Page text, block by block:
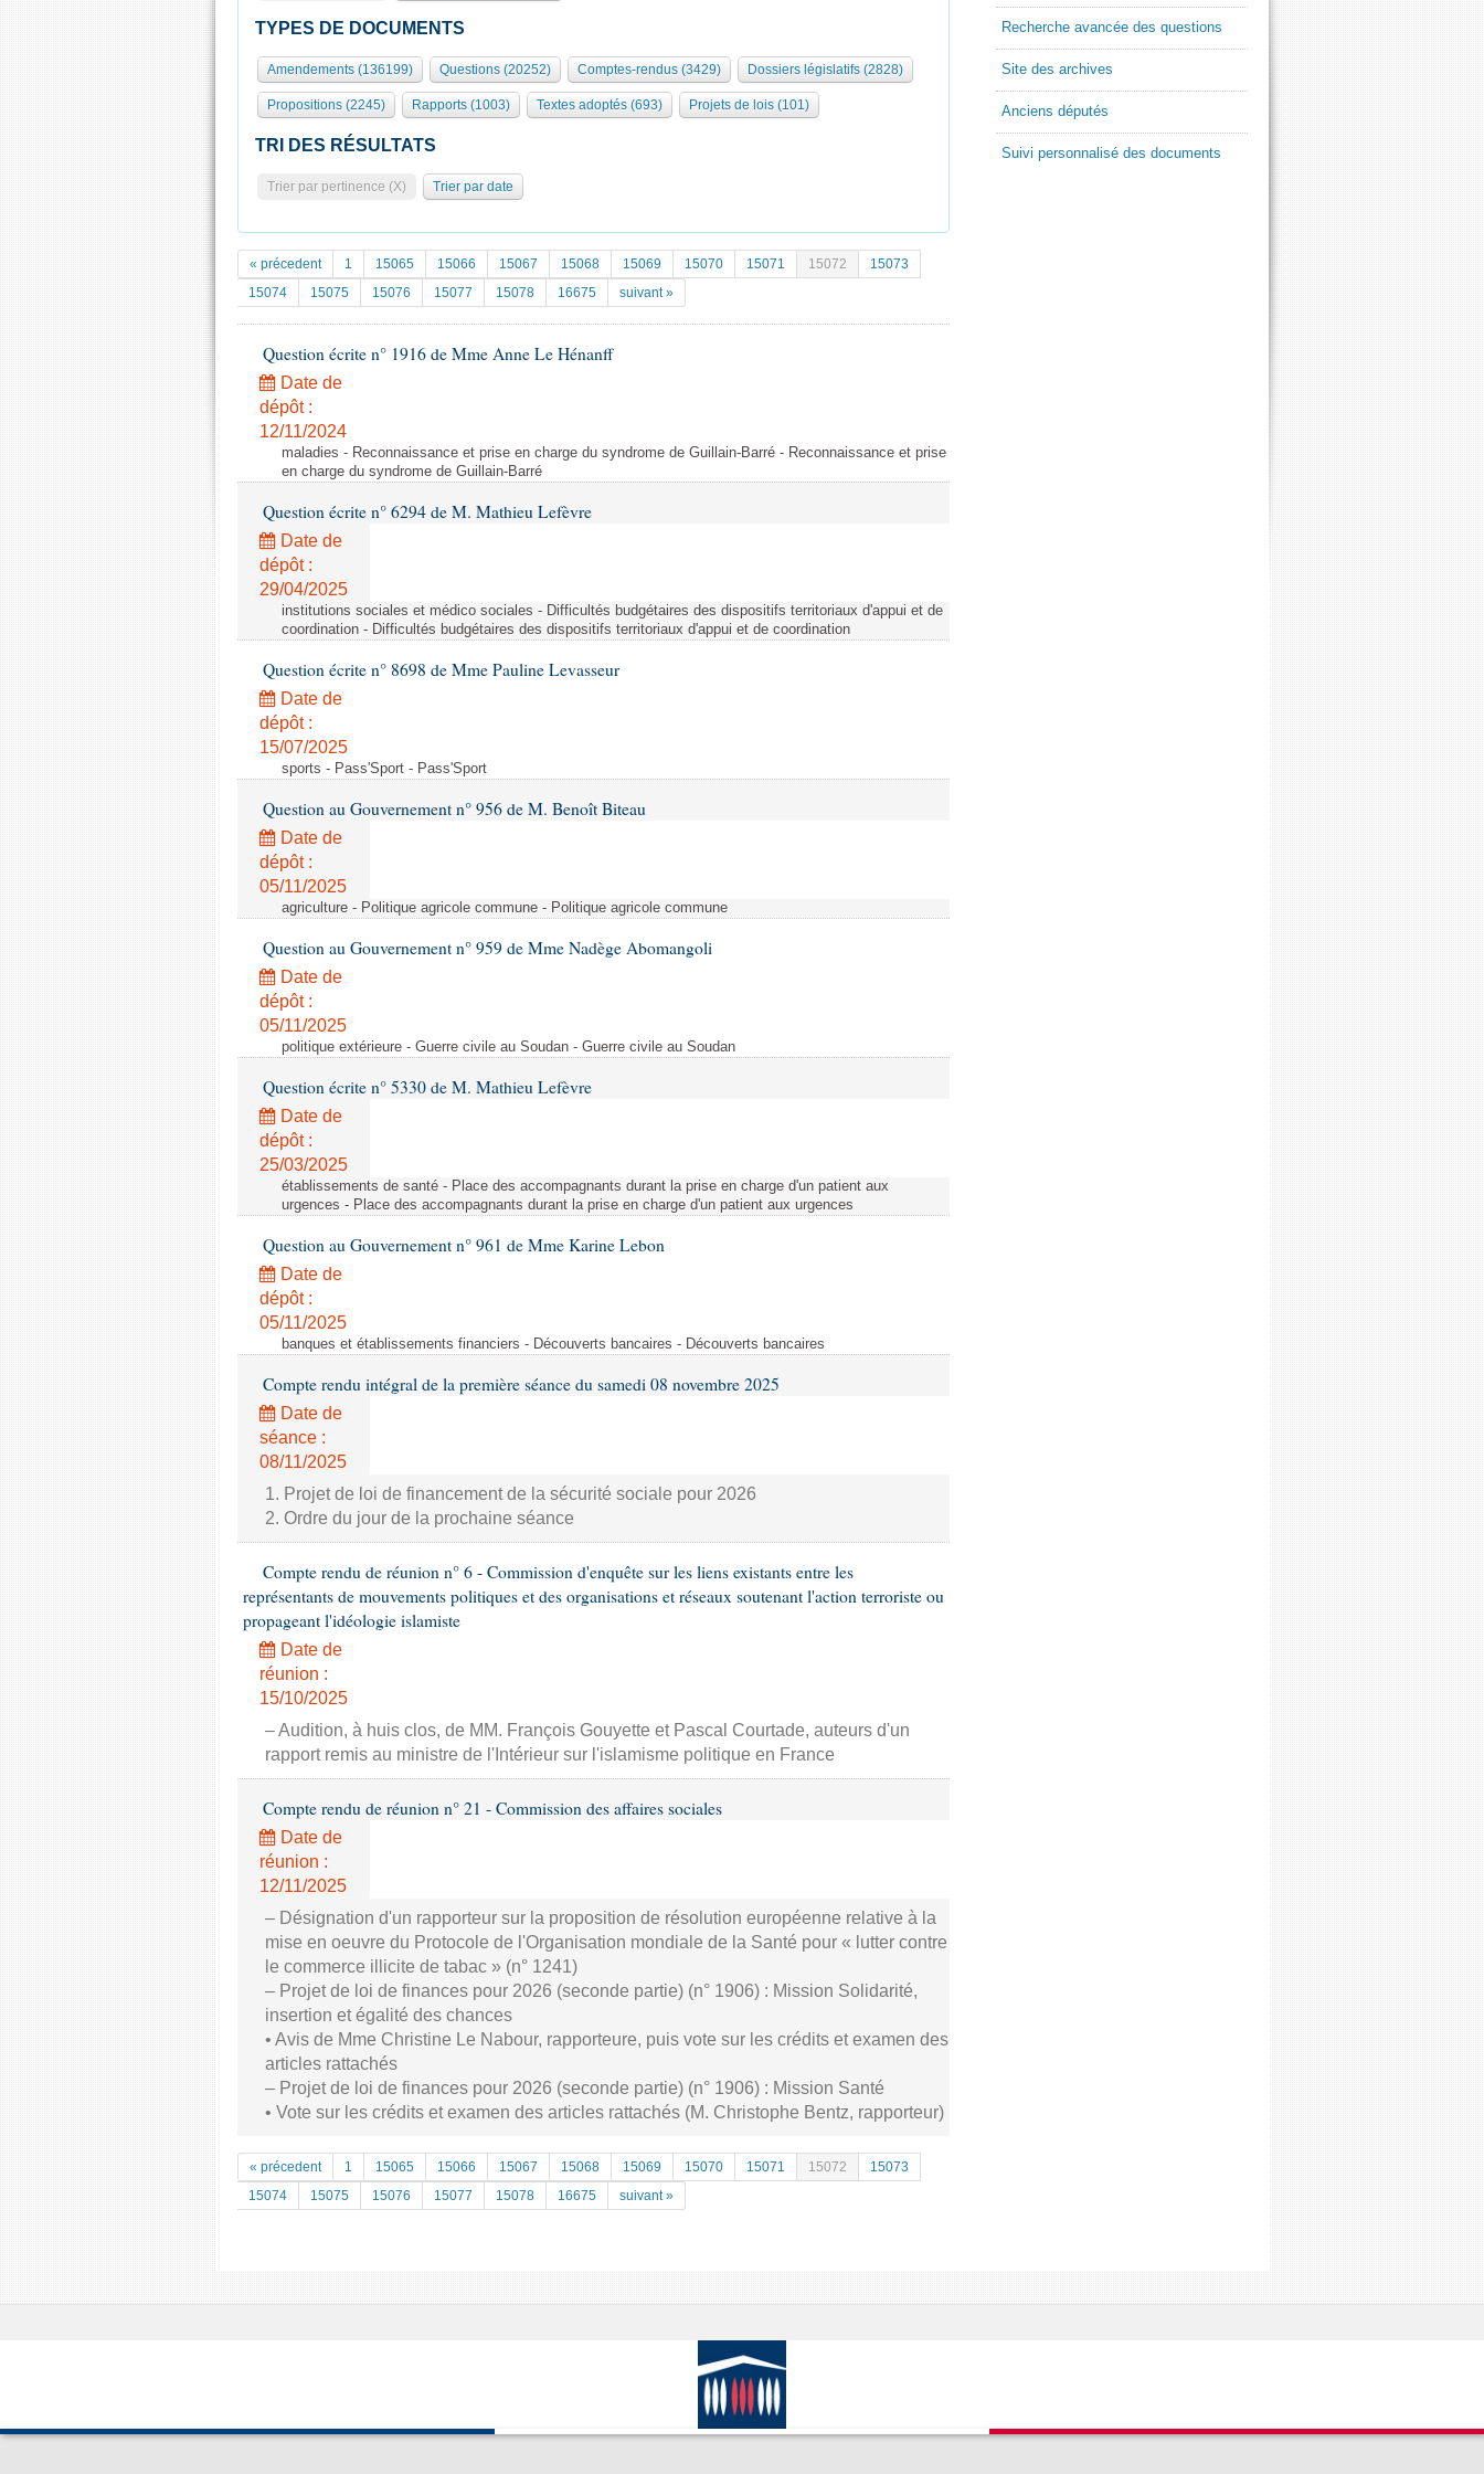
TYPES DE DOCUMENTS
Amendements (136199) Questions (20252) Comptes-rendus (3429) Dossiers législatifs (2828)
Propositions (2245) Rapports (1003) Textes adoptés (693) Projets de lois (101)
TRI DES RÉSULTATS
Trier par pertinence (X) Trier par date
« précedent 1 15065 15066 15067 15068 15069 15070 15071 15072
15073
15074
15075 15076 15077 15078 16675 suivant »
Question écrite n° 1916 de Mme Anne Le Hénanff
Date de
dépôt :
12/11/2024
maladies - Reconnaissance et prise en charge du syndrome de Guillain-Barré - Reconnaissance et prise
en charge du syndrome de Guillain-Barré
Question écrite n° 6294 de M. Mathieu Lefèvre
Date de
dépôt :
29/04/2025
institutions sociales et médico sociales - Difficultés budgétaires des dispositifs territoriaux d'appui et de
coordination - Difficultés budgétaires des dispositifs territoriaux d'appui et de coordination
Question écrite n° 8698 de Mme Pauline Levasseur
Date de
dépôt :
15/07/2025
sports - Pass'Sport - Pass'Sport
Question au Gouvernement n° 956 de M. Benoît Biteau
Date de
dépôt :
05/11/2025
agriculture - Politique agricole commune - Politique agricole commune
Question au Gouvernement n° 959 de Mme Nadège Abomangoli
Date de
dépôt :
05/11/2025
politique extérieure - Guerre civile au Soudan - Guerre civile au Soudan
Question écrite n° 5330 de M. Mathieu Lefèvre
Date de
dépôt :
25/03/2025
établissements de santé - Place des accompagnants durant la prise en charge d'un patient aux
urgences - Place des accompagnants durant la prise en charge d'un patient aux urgences
Question au Gouvernement n° 961 de Mme Karine Lebon
Date de
dépôt :
05/11/2025
banques et établissements financiers - Découverts bancaires - Découverts bancaires
Compte rendu intégral de la première séance du samedi 08 novembre 2025
Date de
séance :
08/11/2025
1. Projet de loi de financement de la sécurité sociale pour 2026
2. Ordre du jour de la prochaine séance
Compte rendu de réunion n° 6 - Commission d'enquête sur les liens existants entre les
représentants de mouvements politiques et des organisations et réseaux soutenant l'action terroriste ou
propageant l'idéologie islamiste
Date de
réunion :
15/10/2025
– Audition, à huis clos, de MM. François Gouyette et Pascal Courtade, auteurs d'un
rapport remis au ministre de l'Intérieur sur l'islamisme politique en France
Compte rendu de réunion n° 21 - Commission des affaires sociales
Date de
réunion :
12/11/2025
– Désignation d'un rapporteur sur la proposition de résolution européenne relative à la
mise en oeuvre du Protocole de l'Organisation mondiale de la Santé pour « lutter contre
le commerce illicite de tabac » (n° 1241)
– Projet de loi de finances pour 2026 (seconde partie) (n° 1906) : Mission Solidarité,
insertion et égalité des chances
• Avis de Mme Christine Le Nabour, rapporteure, puis vote sur les crédits et examen des
articles rattachés
– Projet de loi de finances pour 2026 (seconde partie) (n° 1906) : Mission Santé
• Vote sur les crédits et examen des articles rattachés (M. Christophe Bentz, rapporteur)
« précedent 1 15065 15066 15067 15068 15069 15070 15071 15072
15073
15074
15075 15076 15077 15078 16675 suivant »
Recherche avancée des questions
Site des archives
Anciens députés
Suivi personnalisé des documents